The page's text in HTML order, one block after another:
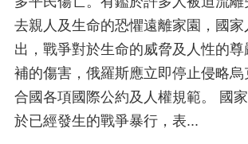
去親人及生命的恐懼遠離家園，國家
出，戰爭對於生命的威脅及人性的
補的傷害，俄羅斯應立即停止侵略
合國各項國際公約及人權規範。 國
於已經發生的戰爭暴行，表...